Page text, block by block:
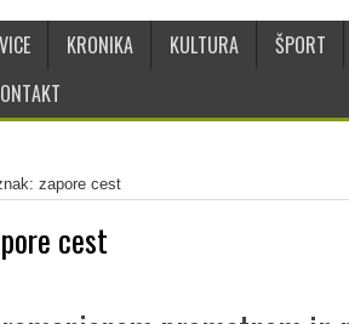
KRONIKA KULTURA ŠPORT
zapore cest
cest